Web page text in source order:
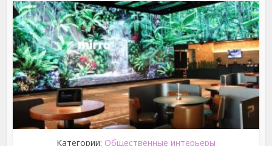
Категории: Общественные интерьеры